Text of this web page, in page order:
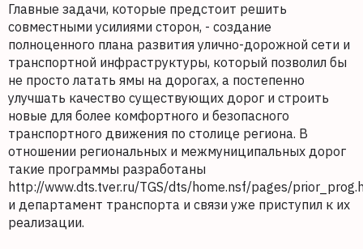
Главные задачи, которые предстоит решить
совместными усилиями сторон, - создание
полноценного плана развития улично-дорожной сети и
транспортной инфраструктуры, который позволил бы
не просто латать ямы на дорогах, а постепенно
улучшать качество существующих дорог и строить
новые для более комфортного и безопасного
транспортного движения по столице региона. В
отношении региональных и межмуниципальных дорог
такие программы разработаны
http://www.dts.tver.ru/TGS/dts/home.nsf/pages/
и департамент транспорта и связи уже приступил к их
реализации.